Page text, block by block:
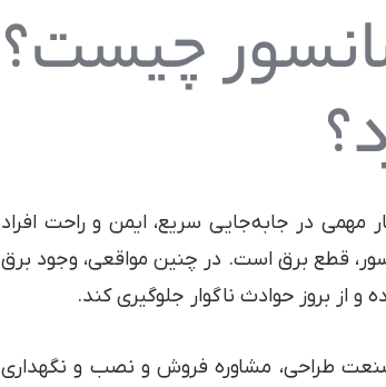
چیست؟
در جابه‌جایی سریع، ایمن و راحت افراد
قطع برق است. در چنین مواقعی، وجود برق
و از بروز حوادث ناگوار جلوگیری کند.
طراحی، مشاوره فروش و نصب و نگهداری